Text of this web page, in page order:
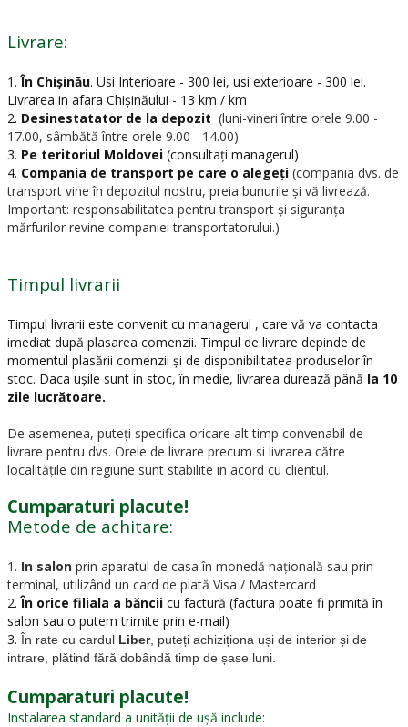
Livrare:
1. În Chișinău. Usi Interioare - 300 lei, usi exterioare - 300 lei.
Livrarea in afara Chișinăului - 13 km / km
2. Desinestatator de la depozit (luni-vineri între orele 9.00 -
17.00, sâmbătă între orele 9.00 - 14.00)
3. Pe teritoriul Moldovei (consultați managerul)
4. Compania de transport pe care o alegeți (compania dvs. de
transport vine în depozitul nostru, preia bunurile și vă livrează.
Important: responsabilitatea pentru transport și siguranța
mărfurilor revine companiei transportatorului.)
Timpul livrarii
Timpul livrarii este convenit cu managerul , care vă va contacta
imediat după plasarea comenzii. Timpul de livrare depinde de
momentul plasării comenzii și de disponibilitatea produselor în
stoc. Daca ușile sunt in stoc, în medie, livrarea durează până la 10
zile lucrătoare.
De asemenea, puteți specifica oricare alt timp convenabil de
livrare pentru dvs. Orele de livrare precum si livrarea către
localitățile din regiune sunt stabilite in acord cu clientul.
Cumparaturi placute!
Metode de achitare:
1. In salon prin aparatul de casa în monedă națională sau prin
terminal, utilizând un card de plată Visa / Mastercard
2.În orice filiala a băncii cu factură (factura poate fi primită în
salon sau o putem trimite prin e-mail)
3. În rate cu cardul Liber, puteți achiziționa uși de interior și de
intrare, plătind fără dobândă timp de șase luni.
Cumparaturi placute!
Instalarea standard a unității de ușă include: